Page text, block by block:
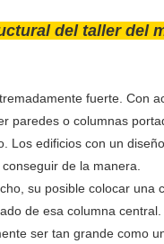
del taller del
fuerte. Con
paredes o columnas
Los edificios con un
de la manera.
su posible colocar
de esa columna
ser tan grande como